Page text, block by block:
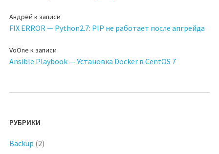
Андрей к записи
FIX ERROR — Python2.7: PIP не работает после апгрейда
VoOne к записи
Ansible Playbook — Установка Docker в CentOS 7
РУБРИКИ
Backup (2)